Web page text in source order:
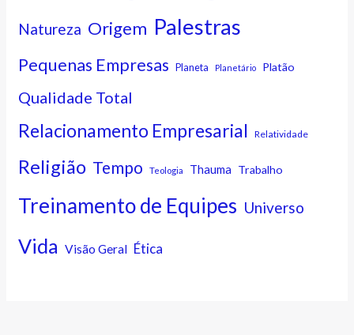
Natureza Origem Palestras
Pequenas Empresas Planeta Planetário Platão
Qualidade Total
Relacionamento Empresarial Relatividade
Religião Tempo Teologia Thauma Trabalho
Treinamento de Equipes Universo
Vida Visão Geral Ética